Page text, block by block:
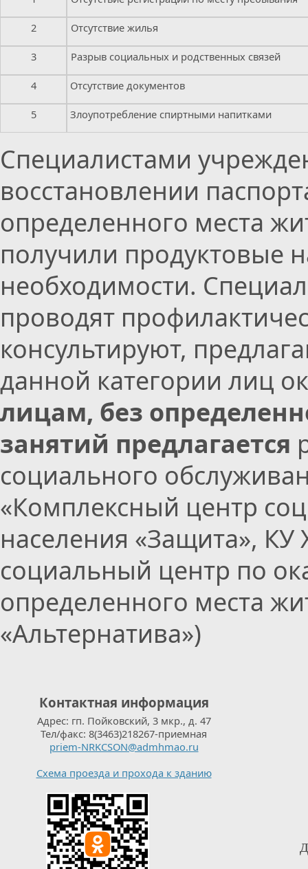
2 Отсутствие жилья
3 Разрыв социальных и родственных связей
4 Отсутствие документов
5 Злоупотребление спиртными напитками
Специалистами
восстановлении
определенного места
получили продуктовые
необходимости.
проводят
консультируют,
данной категории лиц
лицам, без
занятий предлагается
социального
«Комплексный центр
населения «Защита»,
социальный центр по
определенного места
«Альтернатива»)
Контактная информация
Адрес: гп. Пойковский, 3 мкр., д. 47
Тел/факс: 8(3463)218267-приемная
priem-NRKCSON@admhmao.ru
Схема проезда и прохода к зданию